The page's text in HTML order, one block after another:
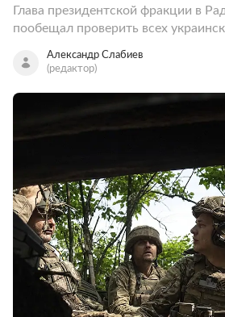
Глава президентской фракции в
пообещал проверить всех
Александр Слабиев
(редактор)